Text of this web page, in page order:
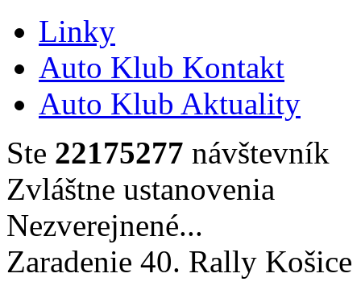
Linky
Auto Klub Kontakt
Auto Klub Aktuality
Ste 22175277 návštevník
Zvláštne ustanovenia
Nezverejnené...
Zaradenie 40. Rally Košice